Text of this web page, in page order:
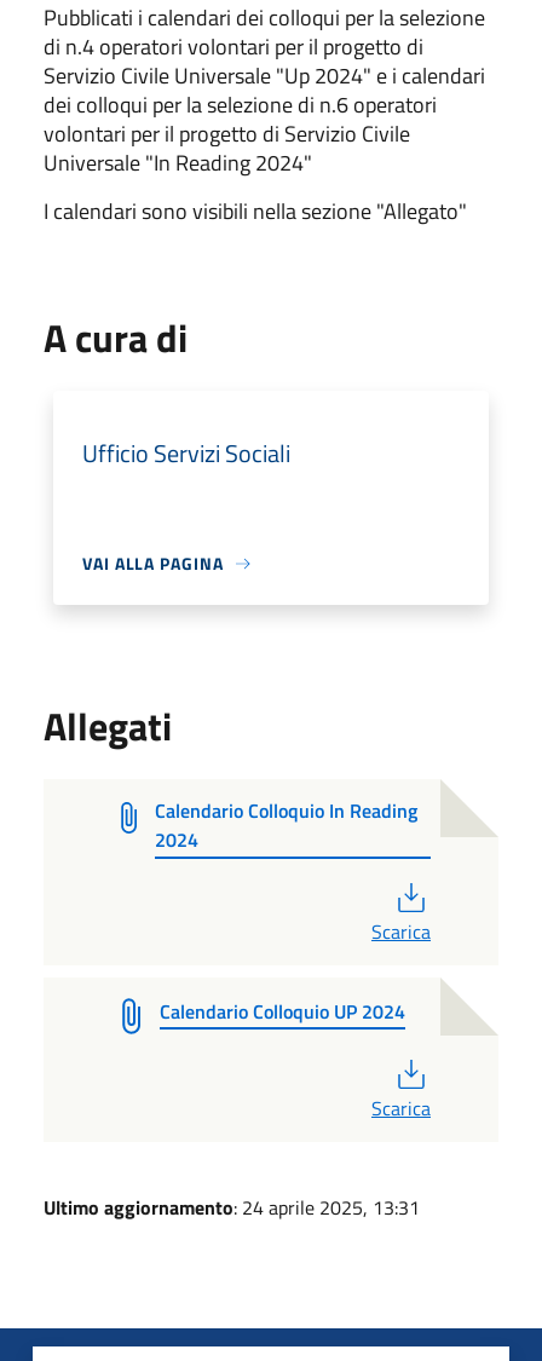
Pubblicati i calendari dei colloqui per la selezione
di n.4 operatori volontari per il progetto di
Servizio Civile Universale "Up 2024" ei calendari
dei colloqui per la selezionedi n.6 operatori
volontari per il progetto di Servizio Civile
Universale "In Reading 2024"
I calendari sono visibili nella sezione "Allegato"
A cura di
Ufficio Servizi Sociali
VAI ALLA PAGINA
Allegati
Calendario Colloquio In Reading
2024
Scarica
Calendario Colloquio UP 2024
Scarica
Ultimo aggiornamento: 24 aprile 2025, 13:31